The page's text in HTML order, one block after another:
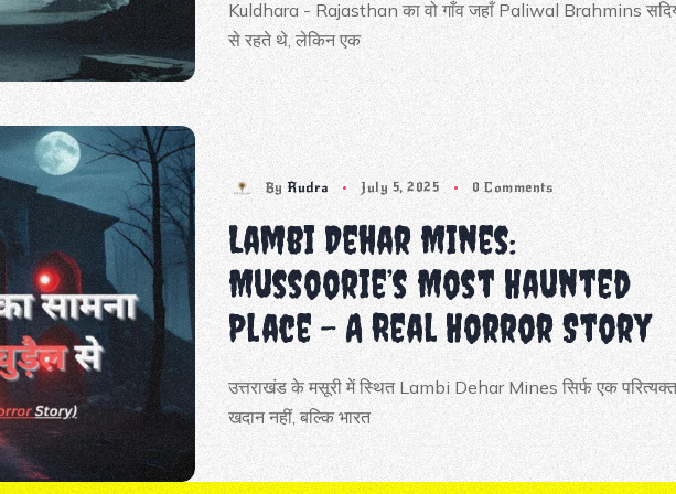
Kuldhara - Rajasthan का वो गाँव जहाँ Paliwal Brahmins
से रहते थे, लेकिन एक
By Rudra July 5, 2025 0 Comments
Lambi Dehar Mines:
Mussoorie’s Most Haunted
Place – A Real Horror Story
उत्तराखंड के मसूरी में स्थित Lambi Dehar Mines सिर्फ एक परित्यक्त
खदान नहीं, बल्कि भारत